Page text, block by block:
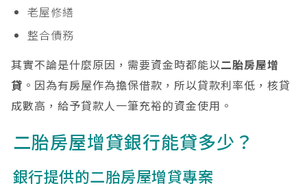
老屋修繕
整合債務
其實不論是什麼原因，需要資金時都能以二胎房屋增
貸 。因為有房屋作為擔保借款，所以貸款利率低，核貸
成數高，給予貸款人一筆充裕的資金使用。
二胎房屋增貸銀行能貸多少？
銀行提供的二胎房屋增貸專案